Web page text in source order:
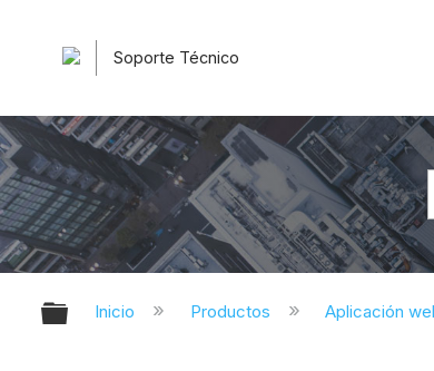
Soporte Técnico
Expandir/contraer jerarquía
Inicio Productos Aplicación